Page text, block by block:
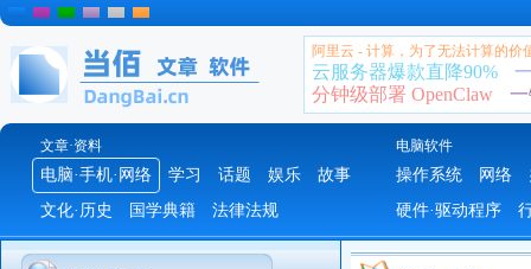
阿里云 - 计算，为了无法计算的价
云服务器爆款直降90%
分钟级部署 OpenClaw
文章·资料 电脑软件
电脑·手机·网络 学习 话题 娱乐
故事
文化·历史
国学典籍 法律法规
操作系统 网络
硬件·驱动程序